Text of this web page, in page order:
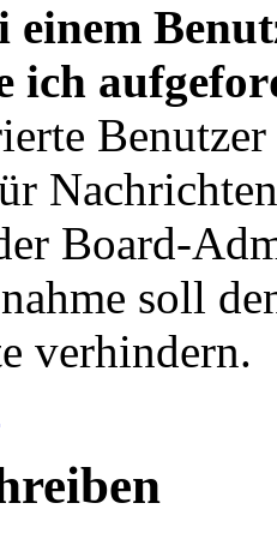
einem
ich
Board-
soll
verhindern.